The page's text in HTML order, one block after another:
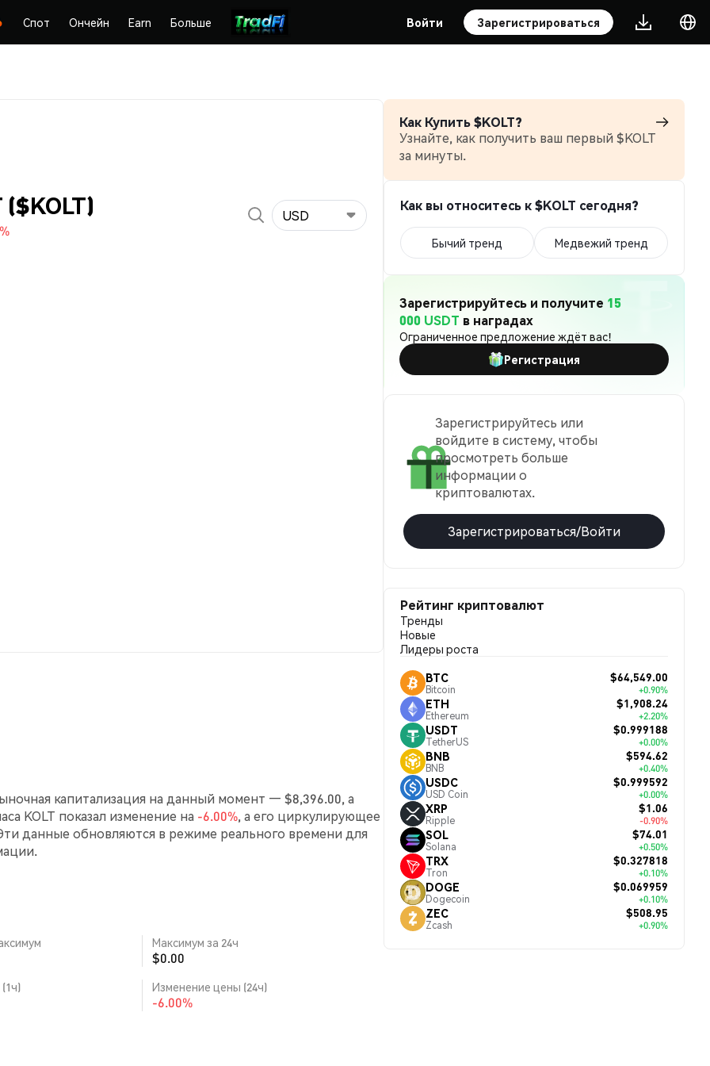
Спот Ончейн Earn Больше Войти Зарегистрироваться
($KOLT) USD
капитализация на данный момент — $8,396.00, а
KOLT показал изменение на -6.00%, а его циркулирующее
данные обновляются в режиме реального времени для
Максимум за 24ч
$0.00
Изменение цены (24ч)
-6.00%
Как Купить $KOLT?
Узнайте, как получить ваш первый $KOLT
за минуты.
Как вы относитесь к $KOLT сегодня?
Бычий тренд Медвежий тренд
Зарегистрируйтесь и получите 15
000 USDT в наградах
Ограниченное предложение ждёт вас!
Регистрация
Зарегистрируйтесь или
войдите в систему, чтобы
просмотреть больше
информации о
криптовалютах.
Зарегистрироваться/Войти
Рейтинг криптовалют
Тренды
Новые
Лидеры роста
BTC
Bitcoin
$64,549.00
+0.90%
ETH
Ethereum
$1,908.24
+2.20%
USDT
TetherUS
$0.999188
+0.00%
BNB
BNB
$594.62
+0.40%
USDC
USD Coin
$0.999592
+0.00%
XRP
Ripple
$1.06
-0.90%
SOL
Solana
$74.01
+0.50%
TRX
Tron
$0.327818
+0.10%
DOGE
Dogecoin
$0.069959
+0.10%
ZEC
Zcash
$508.95
+0.90%